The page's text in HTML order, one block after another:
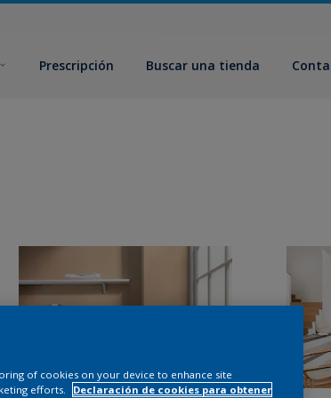
Prescripción Buscar una tienda
of cookies on your device to enhance site
efforts.
Declaración de cookies para obtener